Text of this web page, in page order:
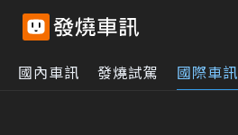
國內車訊 發燒試駕 國際車訊